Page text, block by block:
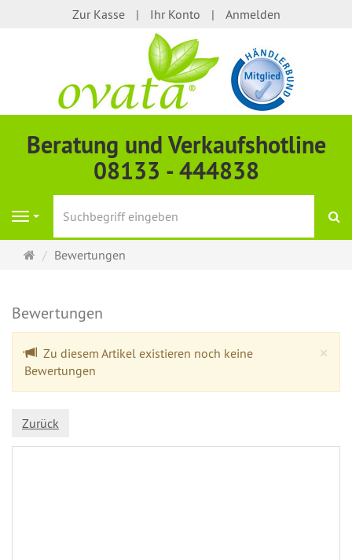
Zur Kasse Ihr Konto Anmelden
Beratung und Verkaufshotline
08133 - 444838
Navigation
Startseite
Bewertungen
Bewertungen
×
Zu diesem Artikel existieren noch keine
Bewertungen
Zurück